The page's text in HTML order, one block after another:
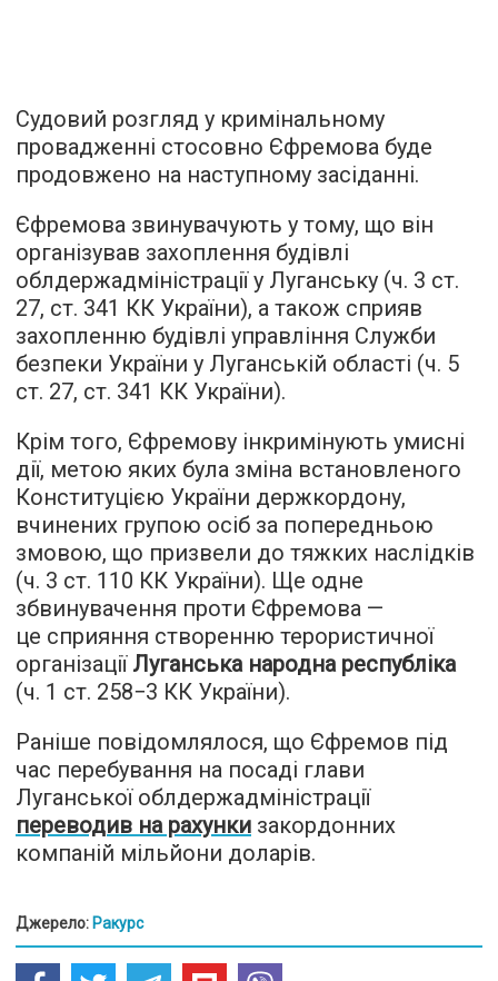
Судовий розгляд у кримінальному
провадженні стосовно Єфремова буде
продовжено на наступному засіданні.
Єфремова звинувачують у тому, що він
організував захоплення будівлі
облдержадміністрації у Луганську (ч. 3 ст.
27, ст. 341 КК України), а також сприяв
захопленню будівлі управління Служби
безпеки України у Луганській області (ч. 5
ст. 27, ст. 341 КК України).
Крім того, Єфремову інкримінують умисні
дії, метою яких була зміна встановленого
Конституцією України держкордону,
вчинених групою осіб за попередньою
змовою, що призвели до тяжких наслідків
(ч. 3 ст. 110 КК України). Ще одне
збвинувачення проти Єфремова —
це сприяння створенню терористичної
організації Луганська народна республіка
(ч. 1 ст. 258−3 КК України).
Раніше повідомлялося, що Єфремов під
час перебування на посаді глави
Луганської облдержадміністрації
переводив на рахунки закордонних
компаній мільйони доларів.
Джерело: Ракурс